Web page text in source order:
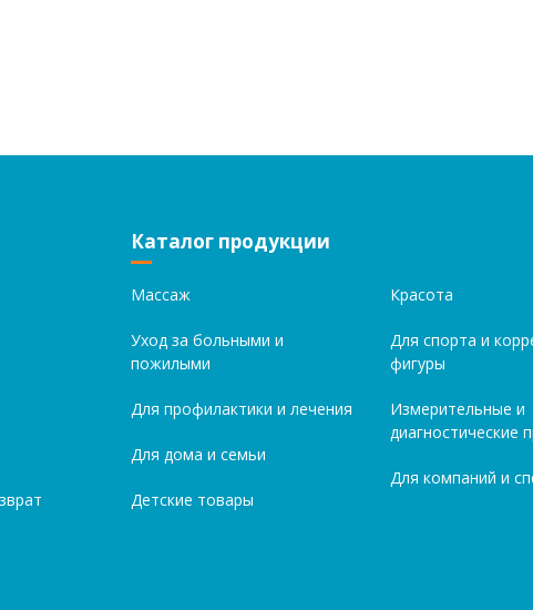
Каталог продукции
Массаж
Уход за больными и
пожилыми
Для профилактики и лечения
Для дома и семьи
Детские товары
Красота
Для спорта и
фигуры
Измерительные и
диагностические
Для компаний и